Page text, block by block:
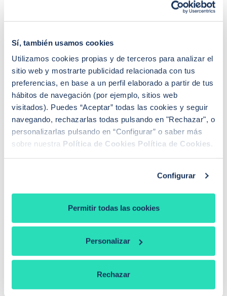
Sí, también usamos cookies
Utilizamos cookies propias y de terceros para analizar el
sitio web y mostrarte publicidad relacionada con tus
preferencias, en base a un perfil elaborado a partir de tus
hábitos de navegación (por ejemplo, sitios web
visitados). Puedes “Aceptar” todas las cookies y seguir
navegando, rechazarlas todas pulsando en "Rechazar", o
personalizarlas pulsando en “Configurar” o saber más
sobre nuestra Política de Cookies Política de Cookies .
Configurar
Permitir todas las cookies
Personalizar
Rechazar
Algunos bancos ya han empezado a
ajustar sus ofertas al alzapara compensar el aumento
las hipotecas fijas y mixtas (sobre todo durante su
parte fija) también tienden al alza. Esto encarece la
financiación para quienes estén pensando en comprar
una vivienda y reduce, de manera indirecta, la
capacidad de ahorro de los hogares.
En definitiva, el nuevo contexto económico y
geopolítico podría marcar un punto de inflexión en las
expectativas sobre la política monetaria en Europa,
con consecuencias directas sobre el coste de la
La reunión que celebrará el Banco Central Europeo
(BCE) este jueves, 11 de junio, ha determinado el
nuevo rumbo del BCE:han subido los tipos oficiales
25 puntos hasta situarlos en el 2,25%. Se trata de la
primera subida desde diciembre de 2024.